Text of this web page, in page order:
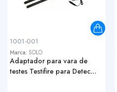
1001-001
Marca: SOLO
Adaptador para vara de
testes Testifire para Detec...